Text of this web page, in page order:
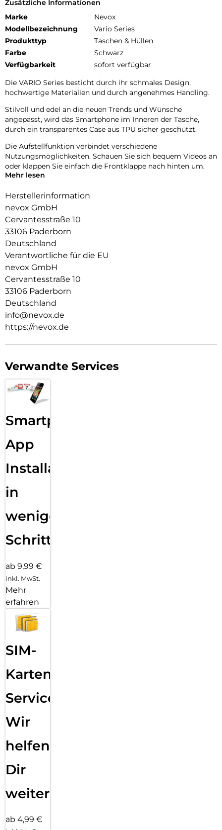
Zusätzliche Informationen
Marke
Nevox
Modellbezeichnung
Vario Series
Produkttyp
Taschen & Hüllen
Farbe
Schwarz
Verfügbarkeit
sofort verfügbar
Die VARIO Series besticht durch ihr schmales Design,
hochwertige Materialien und durch angenehmes Handling.
Stilvoll und edel an die neuen Trends und Wünsche
angepasst, wird das Smartphone im Inneren der Tasche,
durch ein transparentes Case aus TPU sicher geschützt.
Die Aufstellfunktion verbindet verschiedene
Nutzungsmöglichkeiten. Schauen Sie sich bequem Videos an
oder klappen Sie einfach die Frontklappe nach hinten um.
Bedienung kinderleicht und die Schutzhülle öffnet sich nicht
ungewollt.
Beim Umklappen der Frontklappe wird diese ebenfalls durch
die Magneten auf der Rückseite fixiert,
somit ist ein bequemes Telefonieren und Bedienen
Aussen Material: PU
Innen Material: PU
Schutzhülle innen: TPU
Mehr lesen
Herstellerinformation
nevox GmbH
Cervantesstraße 10
33106 Paderborn
Deutschland
Verantwortliche für die EU
nevox GmbH
Cervantesstraße 10
33106 Paderborn
Deutschland
info@nevox.de
https://nevox.de
Verwandte Services
Smartphone
App
Installation
in
wenigen
Schritten
ab 9,99 €
inkl. MwSt.
Mehr
erfahren
SIM-
Karten
Service:
Wir
helfen
Dir
weiter
ab 4,99 €